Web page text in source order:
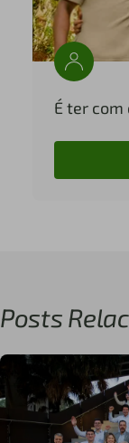
É ter
Posts